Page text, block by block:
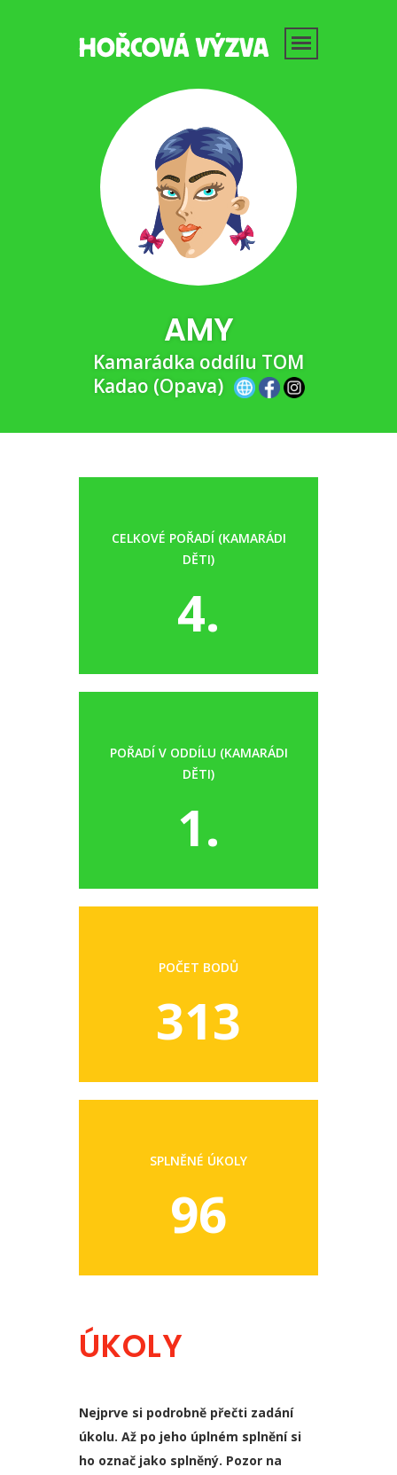
AMY
Kamarádka oddílu TOM
Kadao (Opava)
CELKOVÉ POŘADÍ (KAMARÁDI
DĚTI)
4.
POŘADÍ V ODDÍLU (KAMARÁDI
DĚTI)
1.
POČET BODŮ
313
SPLNĚNÉ ÚKOLY
96
ÚKOLY
Nejprve si podrobně přečti zadání
úkolu. Až po jeho úplném splnění si
ho označ jako splněný. Pozor na